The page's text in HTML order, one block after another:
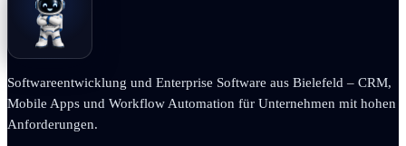
Softwareentwicklung und Enterprise Software aus Bielefeld – CRM,
Mobile Apps und Workflow Automation für Unternehmen mit hohen
Anforderungen.